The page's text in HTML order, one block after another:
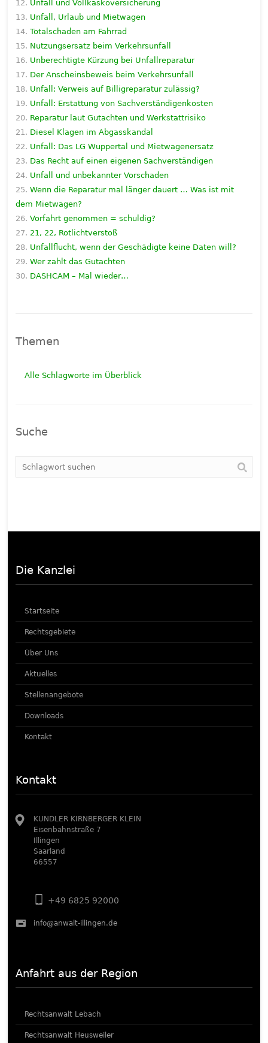
Unfall und Vollkaskoversicherung
Unfall, Urlaub und Mietwagen
Totalschaden am Fahrrad
Nutzungsersatz beim Verkehrsunfall
Unberechtigte Kürzung bei Unfallreparatur
Der Anscheinsbeweis beim Verkehrsunfall
Unfall: Verweis auf Billigreparatur zulässig?
Unfall: Erstattung von Sachverständigenkosten
Reparatur laut Gutachten und Werkstattrisiko
Diesel Klagen im Abgasskandal
Unfall: Das LG Wuppertal und Mietwagenersatz
Das Recht auf einen eigenen Sachverständigen
Unfall und unbekannter Vorschaden
Wenn die Reparatur mal länger dauert … Was ist mit
dem Mietwagen?
Vorfahrt genommen = schuldig?
21, 22, Rotlichtverstoß
Unfallflucht, wenn der Geschädigte keine Daten will?
Wer zahlt das Gutachten
DASHCAM – Mal wieder…
Themen
Alle Schlagworte im Überblick
Suche
Die Kanzlei
Startseite
Rechtsgebiete
Über Uns
Aktuelles
Stellenangebote
Downloads
Kontakt
Kontakt
KUNDLER KIRNBERGER KLEIN
Eisenbahnstraße 7
Illingen
Saarland
66557
+49 6825 92000
info@anwalt-illingen.de
Anfahrt aus der Region
Rechtsanwalt Lebach
Rechtsanwalt Heusweiler